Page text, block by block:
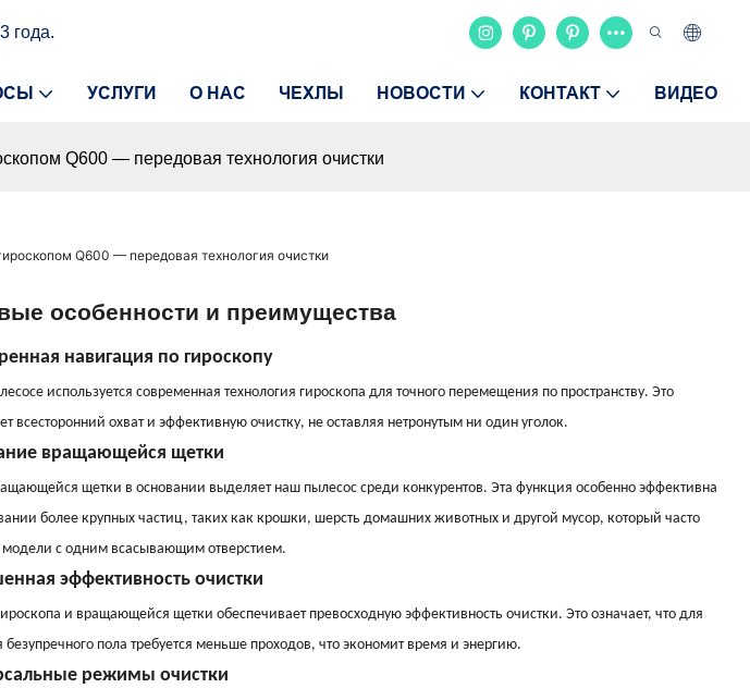
года.
УСЛУГИ О НАС ЧЕХЛЫ НОВОСТИ КОНТАКТ ВИДЕО
Q600 — передовая технология очистки
Q600 — передовая технология очистки
особенности и преимущества
навигация по гироскопу
используется современная технология гироскопа для точного перемещения по пространству. Это
всесторонний охват и эффективную очистку, не оставляя нетронутым ни один уголок.
вращающейся щетки
щетки в основании выделяет наш пылесос среди конкурентов. Эта функция особенно эффективна
более крупных частиц, таких как крошки, шерсть домашних животных и другой мусор, который часто
модели с одним всасывающим отверстием.
эффективность очистки
и вращающейся щетки обеспечивает превосходную эффективность очистки. Это означает, что для
пола требуется меньше проходов, что экономит время и энергию.
режимы очистки